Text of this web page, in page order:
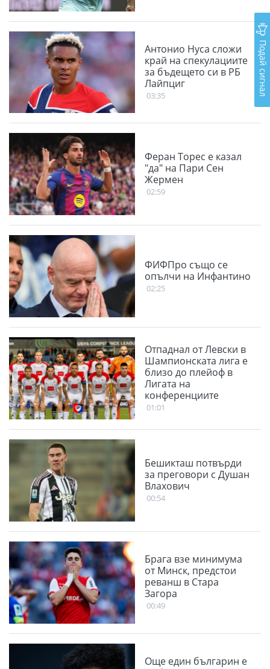
Антонио Нуса сложи
край на спекулациите
за бъдещето си в РБ
Лайпциг
03:35
Феран Торес е казал
"да" на Пари Сен
Жермен
02:59
ФИФПро също се
опълчи на Инфантино
02:25
Отпаднал от Левски в
Шампионската лига е
близо до плейоф в
Лигата на
конференциите
01:01
Бешикташ потвърди
за преговори с Душан
Влахович
00:54
Брага взе минимума
от Минск, предстои
реванш в Стара
Загора
00:49
Още един българин е
Подай сигнал